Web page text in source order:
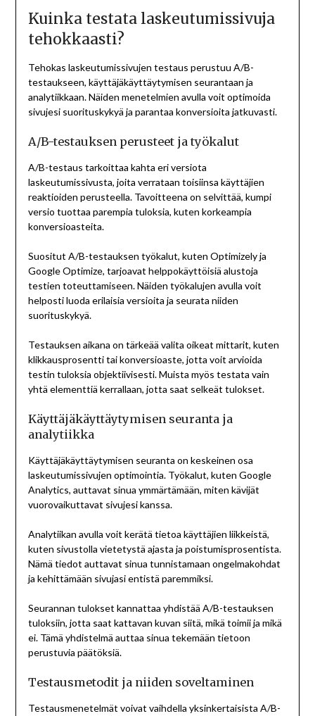
Kuinka testata laskeutumissivuja
tehokkaasti?
Tehokas laskeutumissivujen testaus perustuu A/B-
testaukseen, käyttäjäkäyttäytymisen seurantaan ja
analytiikkaan. Näiden menetelmien avulla voit optimoida
sivujesi suorituskykyä ja parantaa konversioita jatkuvasti.
A/B-testauksen perusteet ja työkalut
A/B-testaus tarkoittaa kahta eri versiota
laskeutumissivusta, joita verrataan toisiinsa käyttäjien
reaktioiden perusteella. Tavoitteena on selvittää, kumpi
versio tuottaa parempia tuloksia, kuten korkeampia
konversioasteita.
Suositut A/B-testauksen työkalut, kuten Optimizely ja
Google Optimize, tarjoavat helppokäyttöisiä alustoja
testien toteuttamiseen. Näiden työkalujen avulla voit
helposti luoda erilaisia versioita ja seurata niiden
suorituskykyä.
Testauksen aikana on tärkeää valita oikeat mittarit, kuten
klikkausprosentti tai konversioaste, jotta voit arvioida
testin tuloksia objektiivisesti. Muista myös testata vain
yhtä elementtiä kerrallaan, jotta saat selkeät tulokset.
Käyttäjäkäyttäytymisen seuranta ja
analytiikka
Käyttäjäkäyttäytymisen seuranta on keskeinen osa
laskeutumissivujen optimointia. Työkalut, kuten Google
Analytics, auttavat sinua ymmärtämään, miten kävijät
vuorovaikuttavat sivujesi kanssa.
Analytiikan avulla voit kerätä tietoa käyttäjien liikkeistä,
kuten sivustolla vietetystä ajasta ja poistumisprosentista.
Nämä tiedot auttavat sinua tunnistamaan ongelmakohdat
ja kehittämään sivujasi entistä paremmiksi.
Seurannan tulokset kannattaa yhdistää A/B-testauksen
tuloksiin, jotta saat kattavan kuvan siitä, mikä toimii ja mikä
ei. Tämä yhdistelmä auttaa sinua tekemään tietoon
perustuvia päätöksiä.
Testausmetodit ja niiden soveltaminen
Testausmenetelmät voivat vaihdella yksinkertaisista A/B-